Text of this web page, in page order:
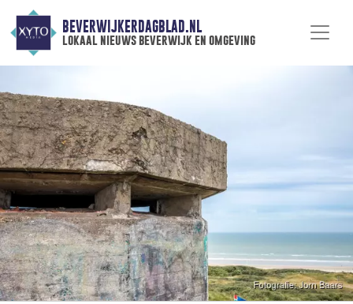
BEVERWIJKERDAGBLAD.NL
lokaal nieuws beverwijk en omgeving